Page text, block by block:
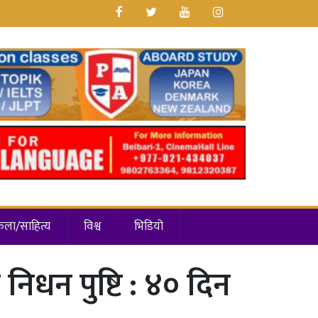
साहित्य विश्व भिडियो
पुष्टि : ४० दिन